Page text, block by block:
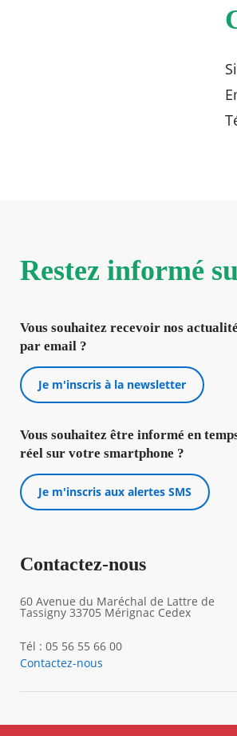
Restez informé
Vous souhaitez recevoir nos
par email ?
Je m'inscris à la newsletter
Vous souhaitez être informé en
réel sur votre smartphone ?
Je m'inscris aux alertes SMS
Contactez-nous
60 Avenue du Maréchal de Lattre de
Tassigny 33705 Mérignac Cedex
Tél : 05 56 55 66 00
Contactez-nous